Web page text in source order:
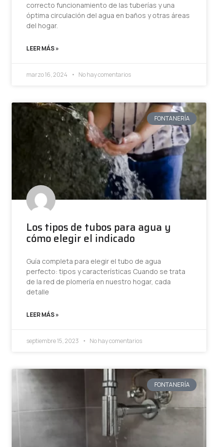
correcto funcionamiento de las tuberías y una
óptima circulación del agua en baños y otras áreas
del hogar.
LEER MÁS »
marzo 16, 2024 No hay comentarios
FONTANERÍA
Los tipos de tubos para agua y
cómo elegir el indicado
Guía completa para elegir el tubo de agua
perfecto: tipos y características Cuando se trata
de la red de plomería en nuestro hogar, cada
detalle
LEER MÁS »
septiembre 15, 2023 No hay comentarios
FONTANERÍA